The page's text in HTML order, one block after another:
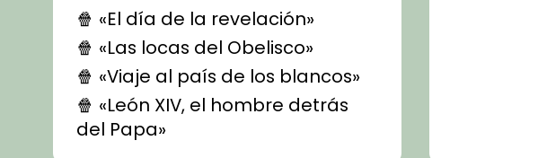
🍿 «El día de la revelación»
🍿 «Las locas del Obelisco»
🍿 «Viaje al país de los blancos»
🍿 «León XIV, el hombre detrás
del Papa»